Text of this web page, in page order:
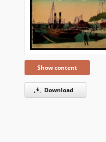
Show content
Download